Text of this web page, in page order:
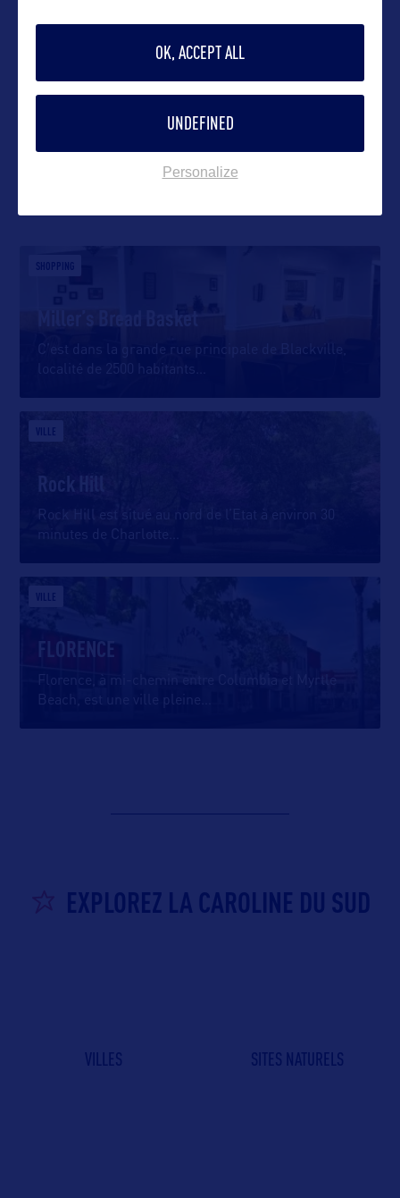
SHOPPING
Miller’s Bread Basket
C’est dans la grande rue principale de Blackville,
localité de 2500 habitants
VILLE
Rock Hill
Rock Hill est situé au nord de l’Etat à environ 30
minutes de Charlotte
VILLE
FLORENCE
Florence, à mi-chemin entre Columbia et Myrtle
Beach, est une ville pleine
EXPLOREZ LA CAROLINE DU SUD
VILLES SITES NATURELS
OK, ACCEPT ALL
UNDEFINED
Personalize